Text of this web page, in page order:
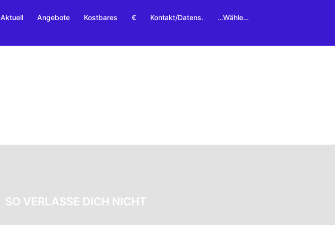
Aktuell Angebote Kostbares € Kontakt/Datens.
…Wähle…
SO VERLASSE DICH NICHT